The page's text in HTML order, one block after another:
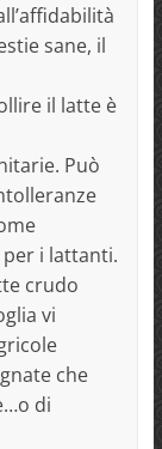
sane, il
il latte è
Può
i lattanti.
crudo
vi
che
di